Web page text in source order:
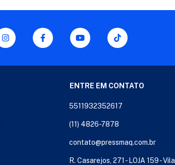
ENTRE EM CONTATO
5511932352617
(11) 4826-7878
contato@pressmaq.com.br
R. Casarejos, 271 - LOJA 159 - Vila